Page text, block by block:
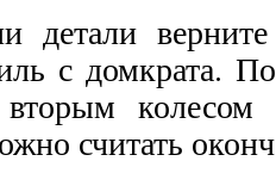
детали
с домкрата.
вторым
считать